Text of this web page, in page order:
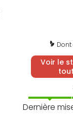
Dont
Voir le
Dernière